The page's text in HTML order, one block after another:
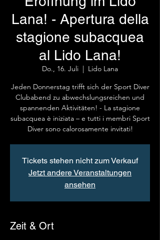
Lana! - Apertura della
stagione subacquea
al Lido Lana!
Do., 16. Juli
  |
Lido Lana
Jeden Donnerstag trifft sich der Sport Diver
Clubabend zu abwechslungsreichen und
spannenden Aktivitäten! - La stagione
subacquea è iniziata – e tutti i membri Sport
Diver sono calorosamente invitati!
Tickets stehen nicht zum Verkauf
Jetzt andere Veranstaltungen
ansehen
Zeit & Ort